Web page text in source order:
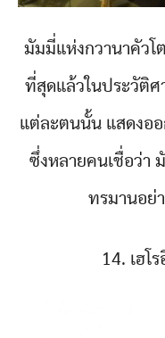
มัมมี่แห่งกวานาคัวโ
ที่สุดแล้วในประวัติศ
แต่ละตนนั้น แสดงอ
ซึ่งหลายคนเชื่อว่า
ทรมานอย่
14. เฮโ